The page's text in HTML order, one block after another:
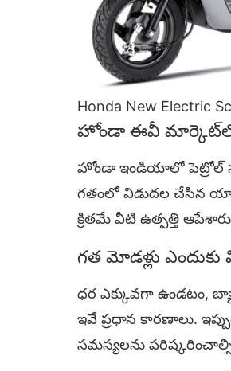
Honda New Electric
హోండా ఈవీ మార్కెట్‌లో
హోండా ఇండియాలో పెట్రోల్
గతంలో విడుదల చేసిన
క్రితమే వీటి ఉత్పత్తి
గత మోడళ్లు
ధర ఎక్కువగా ఉండటం,
ఇవే ప్రధాన కారణాలు.
సమస్యలను